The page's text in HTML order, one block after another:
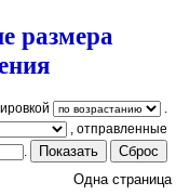
размера
Показать
Сброс
Одна страница